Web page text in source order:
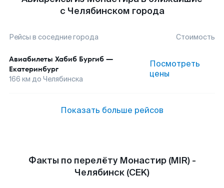
с Челябинском города
Рейсы в соседние города Стоимость
Авиабилеты Хабиб Бургиб —
Екатеринбург
166 км до Челябинска
Посмотреть
цены
Показать больше рейсов
Факты по перелёту Монастир (MIR) -
Челябинск (CEK)